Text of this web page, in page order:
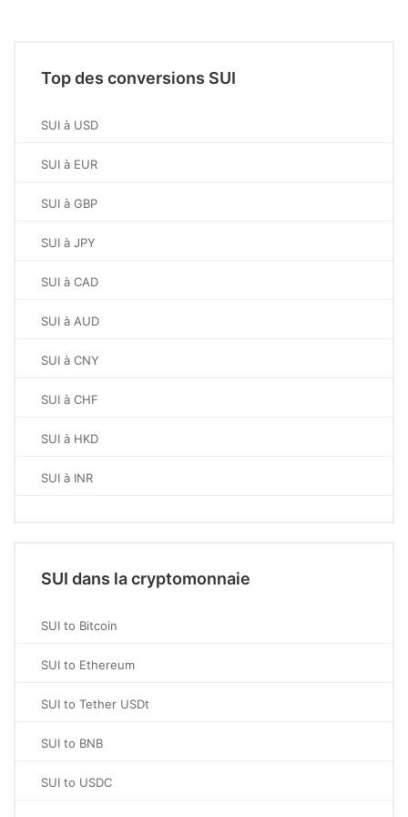
Top des conversions SUI
SUI à USD
SUI à EUR
SUI à GBP
SUI à JPY
SUI à CAD
SUI à AUD
SUI à CNY
SUI à CHF
SUI à HKD
SUI à INR
SUI dans la cryptomonnaie
SUI to Bitcoin
SUI to Ethereum
SUI to Tether USDt
SUI to BNB
SUI to USDC